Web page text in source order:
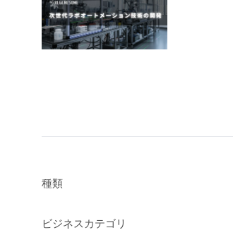
種類
ビジネスカテゴリ